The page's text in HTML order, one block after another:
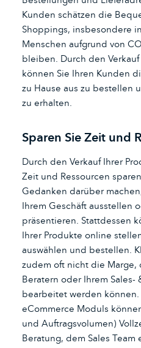
Kunden schätzen die
Shoppings, insbesondere
Menschen aufgrund von
bleiben. Durch den
können Sie Ihren Kunden
zu Hause aus zu bestellen
zu erhalten.
Sparen Sie Zeit und
Durch den Verkauf Ihrer
Zeit und Ressourcen
Gedanken darüber
Ihrem Geschäft ausstellen
präsentieren. Stattdessen
Ihrer Produkte online
auswählen und bestellen.
zudem oft nicht die Marge,
Beratern oder Ihrem
bearbeitet werden
eCommerce Moduls
und Auftragsvolumen)
Beratung, dem Sales Team